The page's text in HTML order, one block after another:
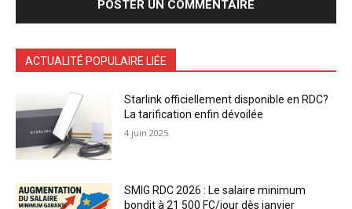
ACTUALITÉ POPULAIRE LIÉE
Starlink officiellement disponible en RDC?
La tarification enfin dévoilée
4 juin 2025
SMIG RDC 2026 : Le salaire minimum
bondit à 21 500 FC/jour dès janvier